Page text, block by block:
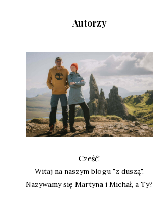
Autorzy
Cześć!
Witaj na naszym blogu "z duszą".
Nazywamy się Martyna i Michał, a Ty?